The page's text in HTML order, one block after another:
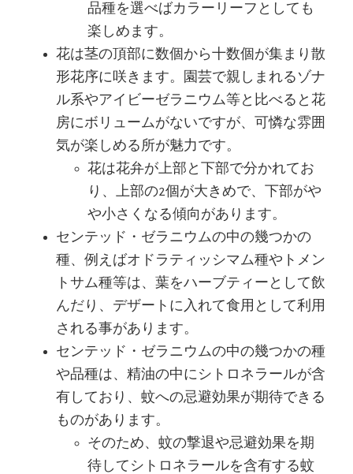
品種を選べばカラーリーフとしても
楽しめます。
花は茎の頂部に数個から十数個が集まり散
形花序に咲きます。園芸で親しまれるゾナ
ル系やアイビーゼラニウム等と比べると花
房にボリュームがないですが、可憐な雰囲
気が楽しめる所が魅力です。
花は花弁が上部と下部で分かれてお
り、上部の2個が大きめで、下部がや
や小さくなる傾向があります。
センテッド・ゼラニウムの中の幾つかの
種、例えばオドラティッシマム種やトメン
トサム種等は、葉をハーブティーとして飲
んだり、デザートに入れて食用として利用
される事があります。
センテッド・ゼラニウムの中の幾つかの種
や品種は、精油の中にシトロネラールが含
有しており、蚊への忌避効果が期待できる
ものがあります。
そのため、蚊の撃退や忌避効果を期
待してシトロネラールを含有する蚊